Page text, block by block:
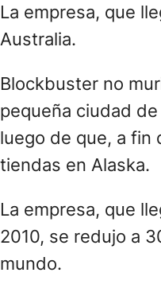
La empresa, que
Australia.
Blockbuster no
pequeña ciudad
luego de que, a fin
tiendas en Alaska.
La empresa, que
2010, se redujo a
mundo.